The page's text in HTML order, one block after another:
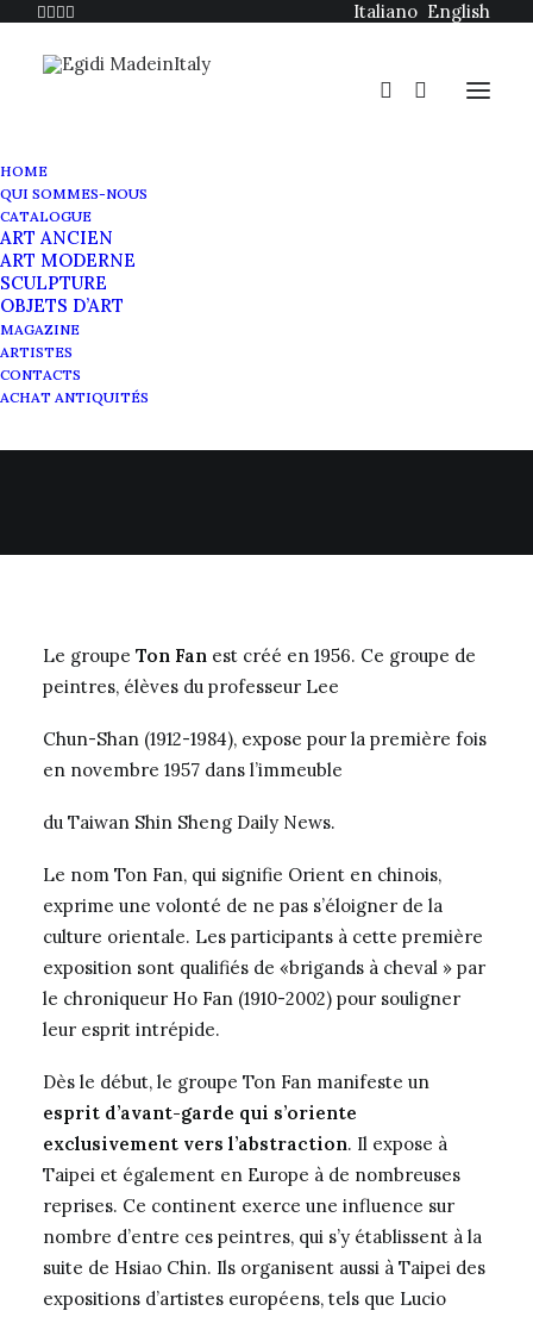
Italiano English
HOME
QUI SOMMES-NOUS
CATALOGUE
ART ANCIEN
ART MODERNE
SCULPTURE
OBJETS D’ART
MAGAZINE
ARTISTES
CONTACTS
ACHAT ANTIQUITÉS
Le groupe Ton Fan
Le groupe Ton Fan est créé en 1956. Ce groupe de
peintres, élèves du professeur Lee
Chun-Shan (1912-1984), expose pour la première fois
en novembre 1957 dans l’immeuble
du Taiwan Shin Sheng Daily News.
Le nom Ton Fan, qui signifie Orient en chinois,
exprime une volonté de ne pas s’éloigner de la
culture orientale. Les participants à cette première
exposition sont qualifiés de «brigands à cheval » par
le chroniqueur Ho Fan (1910-2002) pour souligner
leur esprit intrépide.
Dès le début, le groupe Ton Fan manifeste un
esprit d’avant-garde qui s’oriente
exclusivement vers l’abstraction. Il expose à
Taipei et également en Europe à de nombreuses
reprises. Ce continent exerce une influence sur
nombre d’entre ces peintres, qui s’y établissent à la
suite de Hsiao Chin. Ils organisent aussi à Taipei des
expositions d’artistes européens, tels que Lucio